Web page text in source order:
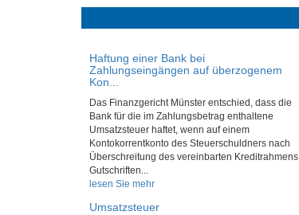
Haftung einer Bank bei
Zahlungseingängen auf überzogenem
Kon...
Das Finanzgericht Münster entschied, dass die
Bank für die im Zahlungsbetrag enthaltene
Umsatzsteuer haftet, wenn auf einem
Kontokorrentkonto des Steuerschuldners nach
Überschreitung des vereinbarten Kreditrahmens
Gutschriften...
lesen Sie mehr
Umsatzsteuer